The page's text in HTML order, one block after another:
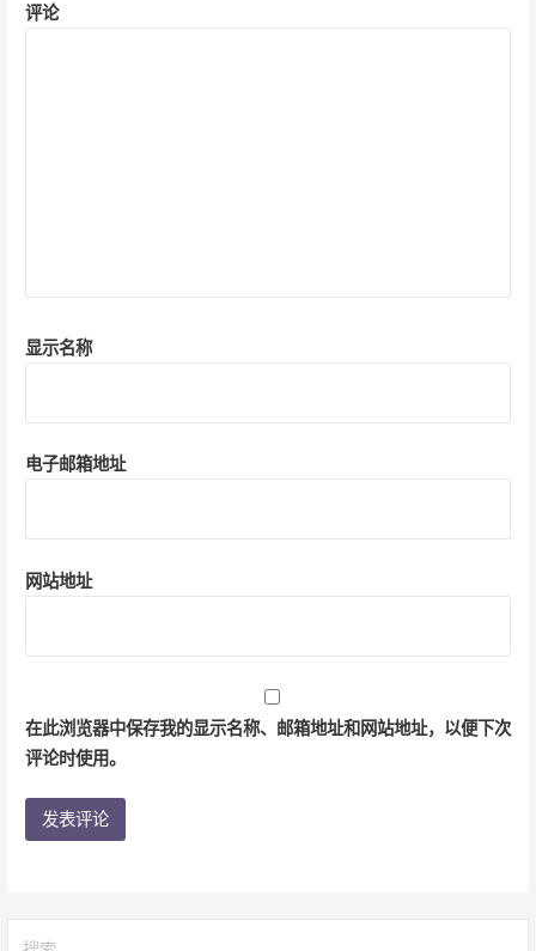
评论
显示名称
电子邮箱地址
网站地址
在此浏览器中保存我的显示名称、邮箱地址和网站地址，以便下次
评论时使用。